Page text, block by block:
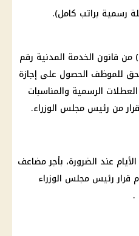
تجدر الإشارة إلى أن المادة (46) من قانون الخدمة المدنية رقم
أنه يحق للموظف الحصول على إجازة
الرسمية والمناسبات
من رئيس مجلس الوزراء.
عند الضرورة، بأجر مضاعف
قرار رئيس مجلس الوزراء
.